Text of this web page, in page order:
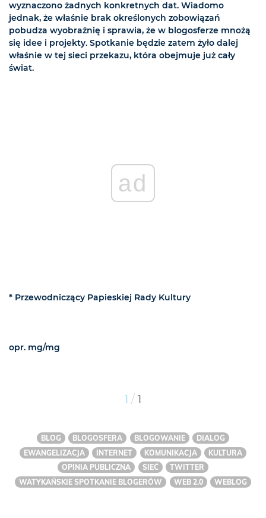
wyznaczono żadnych konkretnych dat. Wiadomo
jednak, że właśnie brak określonych zobowiązań
pobudza wyobraźnię i sprawia, że w blogosferze mnożą
się idee i projekty. Spotkanie będzie zatem żyło dalej
właśnie w tej sieci przekazu, która obejmuje już cały
świat.
ad
* Przewodniczący Papieskiej Rady Kultury
opr. mg/mg
1 / 1
BLOG BLOGOSFERA BLOGOWANIE
DIALOG
EWANGELIZACJA
INTERNET KOMUNIKACJA
KULTURA
OPINIA PUBLICZNA
SIEĆ
TWITTER
WATYKAŃSKIE SPOTKANIE BLOGERÓW
WEB 2.0 WEBLOG